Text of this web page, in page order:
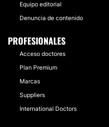
Equipo editorial
Denuncia de contenido
PROFESIONALES
Acceso doctores
Plan Premium
Marcas
Suppliers
International Doctors